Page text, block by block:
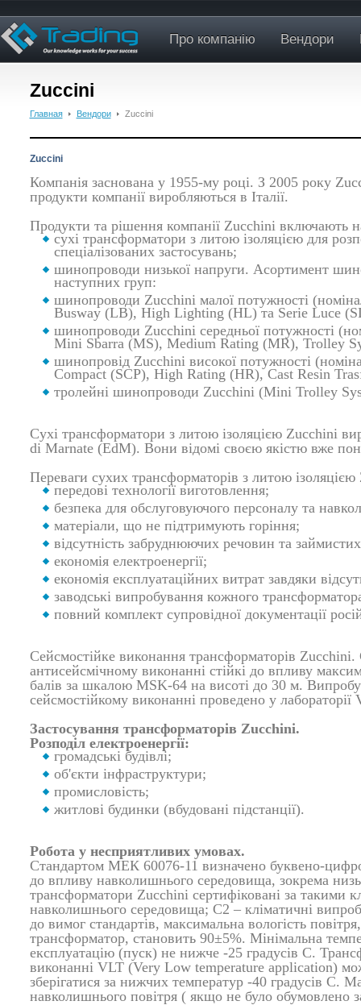
Про компанію Вендори
Zuccini
Главная Вендори Zuccini
Zuccini
Компанія заснована у 1955-му році. З 2005 року
продукти компанії виробляються в Італії.
Продукти та рішення компанії Zucchini включають
сухі трансформатори з литою ізоляцією для
спеціалізованих застосувань;
шинопроводи низької напруги. Асортимент
наступних груп:
шинопроводи Zucchini малої потужності
Busway (LB), High Lighting (HL) та Serie Luce
шинопроводи Zucchini середньої потужності
Mini Sbarra (MS), Medium Rating (MR), Trolley
шинопровід Zucchini високої потужності
Compact (SCP), High Rating (HR), Cast Resin
тролейні шинопроводи Zucchini (Mini Trolley
Сухі трансформатори з литою ізоляцією Zucchini
di Marnate (EdM). Вони відомі своєю якістю вже
Переваги сухих трансформаторів з литою
передові технології виготовлення;
безпека для обслуговуючого персоналу та
матеріали, що не підтримують горіння;
відсутність забруднюючих речовин та
економія електроенергії;
економія експлуатаційних витрат завдяки
заводські випробування кожного
повний комплект супровідної документації
Сейсмостійке виконання трансформаторів
антисейсмічному виконанні стійкі до впливу
балів за шкалою MSK-64 на висоті до 30 м.
сейсмостійкому виконанні проведено у
Застосування трансформаторів Zucchini.
Розподіл електроенергії:
громадські будівлі;
об'єкти інфраструктури;
промисловість;
житлові будинки (вбудовані підстанції).
Робота у несприятливих умовах.
Стандартом МЕК 60076-11 визначено буквено-
до впливу навколишнього середовища, зокрема
трансформатори Zucchini сертифіковані за такими
навколишнього середовища; C2 – кліматичні
до вимог стандартів, максимальна вологість
трансформатор, становить 90±5%. Мінімальна
експлуатацію (пуск) не нижче -25 градусів С.
виконанні VLT (Very Low temperature application)
зберігатися за нижчих температур -40 градусів С.
навколишнього повітря ( якщо не було обумовлено